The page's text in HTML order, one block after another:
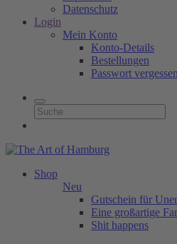
Datenschutz
Login
Mein Konto
Konto-Details
Bestellungen
Passwort vergessen
Shop
Neu
Gutschein für
Eine großartige
Shit happens